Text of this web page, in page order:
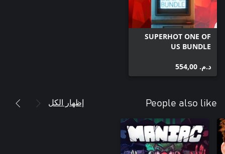
SUPERHOT ONE OF
US BUNDLE
د.م.‏ 554,00
People also like إظهار الكل